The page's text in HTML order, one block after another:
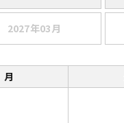
2027年03月
月